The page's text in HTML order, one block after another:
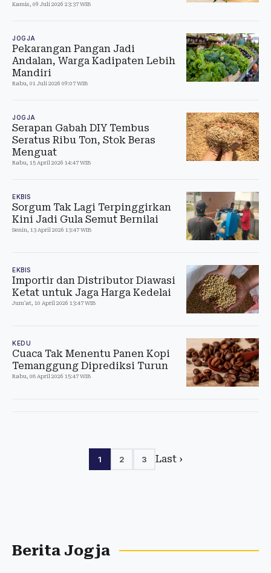
Kamis, 09 Juli 2026 23:37 WIB
JOGJA
Pekarangan Pangan Jadi
Andalan, Warga Kadipaten Lebih
Mandiri
Rabu, 01 Juli 2026 09:07 WIB
JOGJA
Serapan Gabah DIY Tembus
Seratus Ribu Ton, Stok Beras
Menguat
Rabu, 15 April 2026 14:47 WIB
EKBIS
Sorgum Tak Lagi Terpinggirkan
Kini Jadi Gula Semut Bernilai
Senin, 13 April 2026 13:47 WIB
EKBIS
Importir dan Distributor Diawasi
Ketat untuk Jaga Harga Kedelai
Jum'at, 10 April 2026 13:47 WIB
KEDU
Cuaca Tak Menentu Panen Kopi
Temanggung Diprediksi Turun
Rabu, 08 April 2026 15:47 WIB
1 2 3 Last ›
Berita Jogja